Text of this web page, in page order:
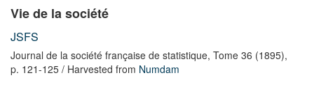
Vie de la société
JSFS
Journal de la société française de statistique, Tome 36 (1895),
p. 121-125 / Harvested from Numdam